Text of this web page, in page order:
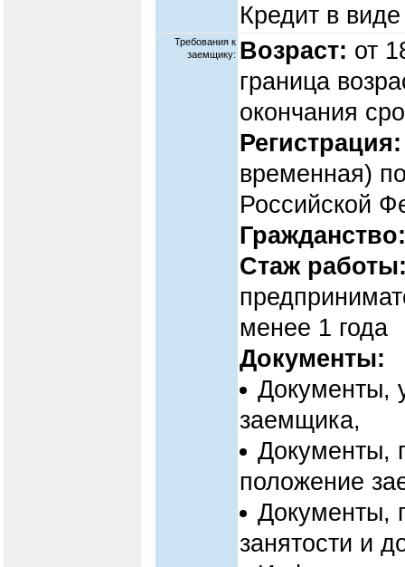
Кредит в
Требования к
заемщику: Возраст: от
граница
окончания
Регистрация:
временная)
Российской
Гражданство:
Стаж
менее 1 года
Документы:
Документы,
заемщика,
Документы,
положение
Документы,
занятости и